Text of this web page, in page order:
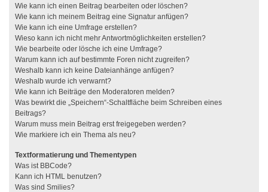
Wie kann ich einen Beitrag bearbeiten oder löschen?
Wie kann ich meinem Beitrag eine Signatur anfügen?
Wie kann ich eine Umfrage erstellen?
Wieso kann ich nicht mehr Antwortmöglichkeiten erstellen?
Wie bearbeite oder lösche ich eine Umfrage?
Warum kann ich auf bestimmte Foren nicht zugreifen?
Weshalb kann ich keine Dateianhänge anfügen?
Weshalb wurde ich verwarnt?
Wie kann ich Beiträge den Moderatoren melden?
Was bewirkt die „Speichern“-Schaltfläche beim Schreiben eines
Beitrags?
Warum muss mein Beitrag erst freigegeben werden?
Wie markiere ich ein Thema als neu?
Textformatierung und Thementypen
Was ist BBCode?
Kann ich HTML benutzen?
Was sind Smilies?